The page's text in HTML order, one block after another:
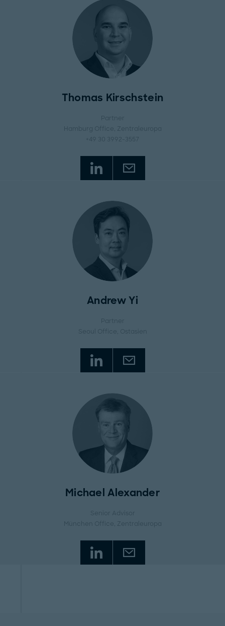
Thomas Kirschstein
Partner
Hamburg Office
, Zentraleuropa
+49 30 3992-3557
Andrew Yi
Partner
Michael Alexander
Senior Advisor
München Office
, Zentraleuropa